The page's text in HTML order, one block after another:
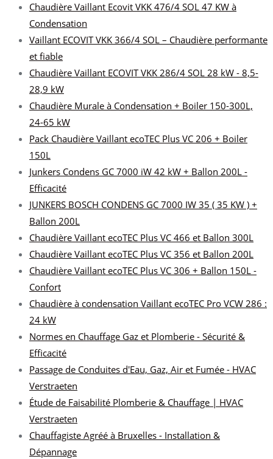
Chaudière Vaillant Ecovit VKK 476/4 SOL 47 KW à
Condensation
Vaillant ECOVIT VKK 366/4 SOL – Chaudière performante
et fiable
Chaudière Vaillant ECOVIT VKK 286/4 SOL 28 kW - 8,5-
28,9 kW
Chaudière Murale à Condensation + Boiler 150-300L,
24-65 kW
Pack Chaudière Vaillant ecoTEC Plus VC 206 + Boiler
150L
Junkers Condens GC 7000 iW 42 kW + Ballon 200L -
Efficacité
JUNKERS BOSCH CONDENS GC 7000 IW 35 ( 35 KW ) +
Ballon 200L
Chaudière Vaillant ecoTEC Plus VC 466 et Ballon 300L
Chaudière Vaillant ecoTEC Plus VC 356 et Ballon 200L
Chaudière Vaillant ecoTEC Plus VC 306 + Ballon 150L -
Confort
Chaudière à condensation Vaillant ecoTEC Pro VCW 286 :
24 kW
Normes en Chauffage Gaz et Plomberie - Sécurité &
Efficacité
Passage de Conduites d'Eau, Gaz, Air et Fumée - HVAC
Verstraeten
Étude de Faisabilité Plomberie & Chauffage | HVAC
Verstraeten
Chauffagiste Agréé à Bruxelles - Installation &
Dépannage